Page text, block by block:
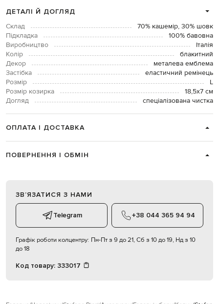
ДЕТАЛІ Й ДОГЛЯД
Склад
70% кашемір, 30% шовк
Підкладка
100% бавовна
Виробництво
Італія
Колір
блакитний
Декор
металева емблема
Застібка
еластичний ремінець
Розмір
L
Розмір козирка
18,5х7 см
Догляд
спеціалізована чистка
ОПЛАТА І ДОСТАВКА
ПОВЕРНЕННЯ І ОБМІН
ЗВʼЯЗАТИСЯ З НАМИ
Telegram +38 044 365 94 94
Графік роботи колцентру: Пн-Пт з 9 до 21, Сб з 10 до 19, Нд з 10
до 18
Код товару: 333017